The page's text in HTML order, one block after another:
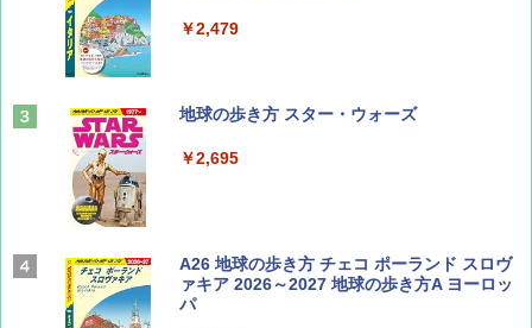
￥1,500
山と溪谷 2026年8月号「南アルプス大全」
￥1,540
Coyote No.89 特集 星野道夫 夢見る旅
￥1,540
￥2,479
地球の歩き方 スター・ウォーズ
￥2,695
A26 地球の歩き方 チェコ ポーランド スロヴ
ァキア 2026～2027 地球の歩き方A ヨーロッ
パ